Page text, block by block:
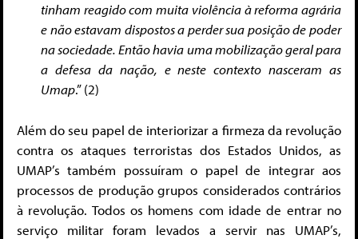
tinham reagido com muita violência à reforma agrária
e não estavam dispostos a perder sua posição de poder
na sociedade. Então havia uma mobilização geral para
a defesa da nação, e neste contexto nasceram as
Umap.” (2)
Além do seu papel de interiorizar a firmeza da revolução
contra os ataques terroristas dos Estados Unidos, as
UMAP’s também possuíram o papel de integrar aos
processos de produção grupos considerados contrários
à revolução. Todos os homens com idade de entrar no
serviço militar foram levados a servir nas UMAP’s,